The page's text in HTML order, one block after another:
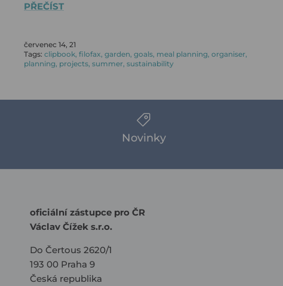
PŘEČÍST
červenec 14, 21
Tags: clipbook filofax garden goals meal planning organiser
planning projects summer sustainability
Novinky
oficiální zástupce pro ČR
Václav Čížek s.r.o.
Do Čertous 2620/1
193 00 Praha 9
Česká republika